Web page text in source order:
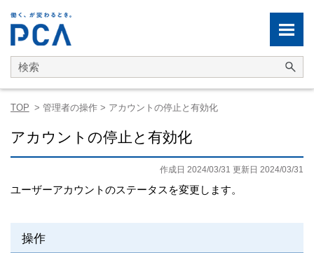
TOP > 管理者の操作> アカウントの停止と有効化
アカウントの停止と有効化
作成日 2024/03/31 更新日 2024/03/31
ユーザーアカウントのステータスを変更します。
操作